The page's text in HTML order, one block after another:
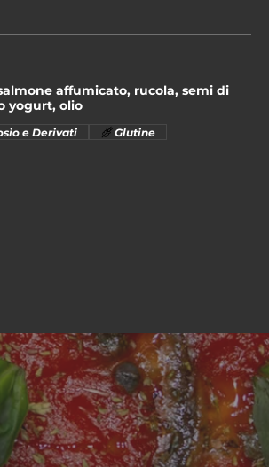
affumicato, rucola, semi di
yogurt, olio
e Derivati Glutine